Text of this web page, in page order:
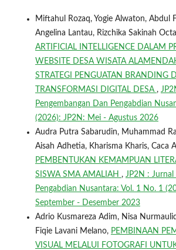
Miftahul Rozaq, Yogie Alwaton, Abdul
Angelina Lantau, Rizchika Sakinah
ARTIFICIAL INTELLIGENCE DALAM
WEBSITE DESA WISATA
STRATEGI PENGUATAN BRANDING
TRANSFORMASI DIGITAL DESA ,
Pengembangan Dan Pengabdian
(2026): JP2N: Mei - Agustus 2026
Audra Putra Sabarudin, Muhammad
Aisah Adhetia, Kharisma Kharis, Caca
PEMBENTUKAN KEMAMPUAN
SISWA SMA AMALIAH , JP2N : Jurnal
Pengabdian Nusantara: Vol. 1 No. 1
September - Desember 2023
Adrio Kusmareza Adim, Nisa
Fiqie Lavani Melano, PEMBINAAN
VISUAL MELALUI FOTOGRAFI